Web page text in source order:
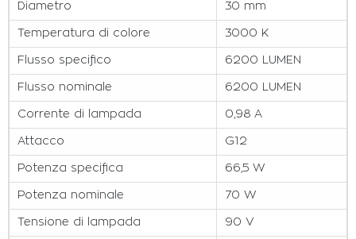
Diametro 30 mm
Temperatura di colore 3000 K
Flusso specifico 6200 LUMEN
Flusso nominale 6200 LUMEN
Corrente di lampada 0,98 A
Attacco G12
Potenza specifica 66,5 W
Potenza nominale 70 W
Tensione di lampada 90 V